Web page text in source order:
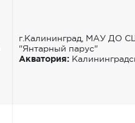
г.Калининград, МАУ ДО
"Янтарный парус"
Акватория: